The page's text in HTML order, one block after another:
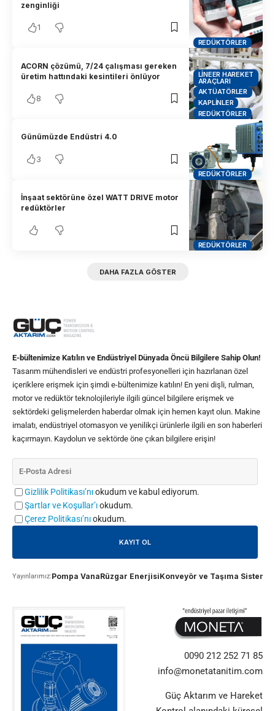
REDÜKTÖRLER
zenginliği
1
LINEER HAREKET
ARAÇLARI
AKTÜATÖRLER
KAPLINLER
REDÜKTÖRLER
ACORN çözümü, 7/24 çalışması gereken
üretim hattındaki kesintileri önlüyor
8
REDÜKTÖRLER
Günümüzde Endüstri 4.0
3
REDÜKTÖRLER
İnşaat sektörüne özel WATT DRIVE motor
redüktörler
DAHA FAZLA GÖSTER
E-bültenimize Katılın ve Endüstriyel Dünyada Öncü Bilgilere Sahip Olun!
Tasarım mühendisleri ve endüstri profesyonelleri için hazırlanan özel
içeriklere erişmek için şimdi e-bültenimize katılın! En yeni dişli, rulman,
motor ve redüktör teknolojileriyle ilgili güncel bilgilere erişmek ve
sektördeki gelişmelerden haberdar olmak için hemen kayıt olun. Makine
imalatı, endüstriyel otomasyon ve yenilikçi ürünlerle ilgili en son haberleri
kaçırmayın. Kaydolun ve sektörde öne çıkan bilgilere erişin!
Gizlilik Politikası’nıokudum ve kabul ediyorum.
Şartlar ve Koşullar’ıokudum.
Çerez Politikası’nıokudum.
Yayınlarımız:Pompa VanaRüzgar EnerjisiKonveyör ve Taşıma
0090 212 252 71 85
info@monetatanitim.com
Güç Aktarım ve Hareket